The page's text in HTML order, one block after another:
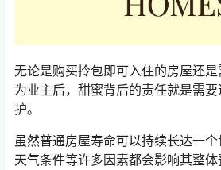
无论是购买拎包即可入住的房屋还
为业主后，甜蜜背后的责任就是需
护。
虽然普通房屋寿命可以持续长达一
天气条件等许多因素都会影响其整体